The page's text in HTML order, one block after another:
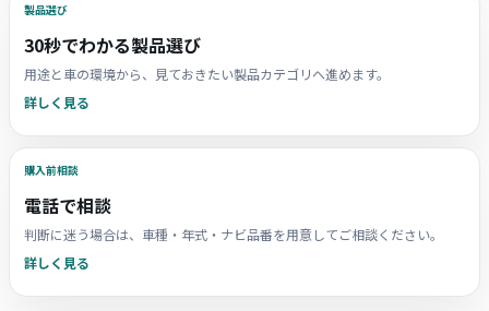
製品選び
30秒でわかる製品選び
用途と車の環境から、見ておきたい製品カテゴリへ進めます。
詳しく見る
購入前相談
電話で相談
判断に迷う場合は、車種・年式・ナビ品番を用意してご相談ください。
詳しく見る